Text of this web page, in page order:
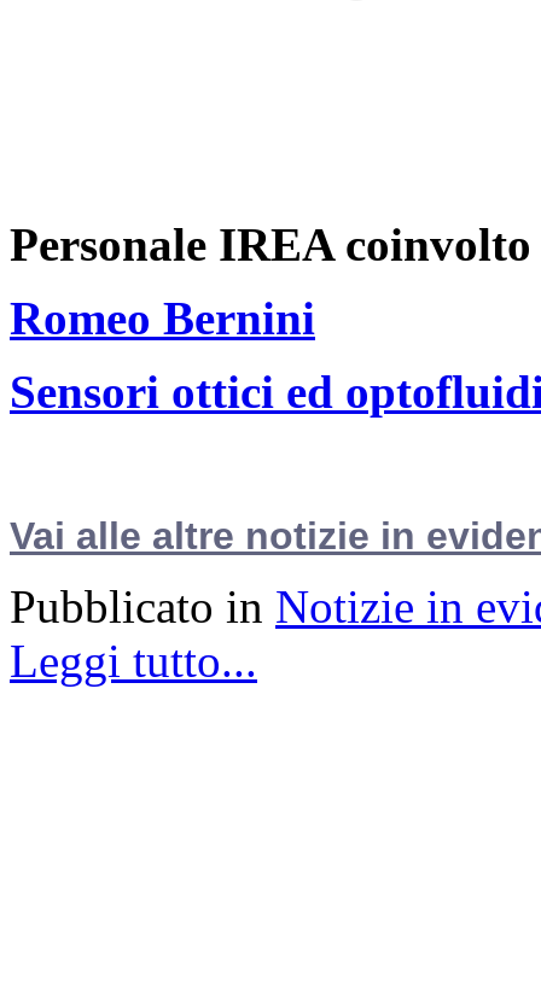
Personale IREA coinvolto
Romeo Bernini
Sensori ottici ed
Vai alle altre notizie in
Pubblicato in Notizie in
Leggi tutto...